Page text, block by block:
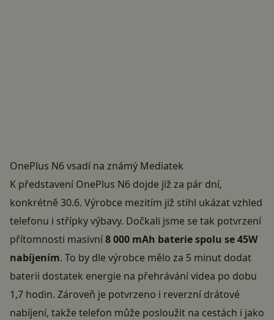
OnePlus N6 vsadí na známý Mediatek
K představení OnePlus N6 dojde již za pár dní,
konkrétně 30.6. Výrobce mezitím již stihl ukázat vzhled
telefonu i střípky výbavy. Dočkali jsme se tak potvrzení
přítomnosti masivní8 000 mAh baterie spolu se 45W
nabíjením. To by dle výrobce mělo za 5 minut dodat
baterii dostatek energie na přehrávání videa po dobu
1,7 hodin. Zároveň je potvrzeno i reverzní drátové
nabíjení, takže telefon může posloužit na cestách i jako